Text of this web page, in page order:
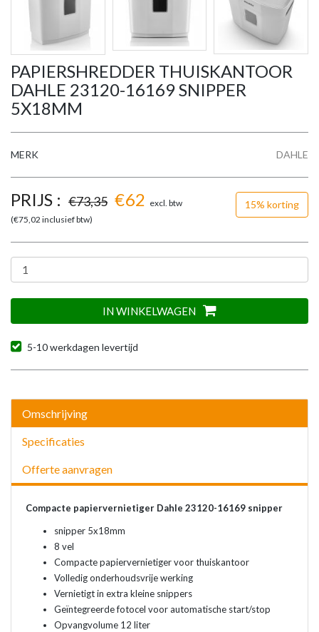
PAPIERSHREDDER THUISKANTOOR
DAHLE 23120-16169 SNIPPER
5X18MM
MERK DAHLE
PRIJS : €73,35 €62 excl. btw 15% korting
(€75,02 inclusief btw)
IN WINKELWAGEN
5-10 werkdagen levertijd
Omschrijving
Specificaties
Offerte aanvragen
Compacte papiervernietiger Dahle 23120-16169 snipper
snipper 5x18mm
8 vel
Compacte papiervernietiger voor thuiskantoor
Volledig onderhoudsvrije werking
Vernietigt in extra kleine snippers
Geïntegreerde fotocel voor automatische start/stop
Opvangvolume 12 liter